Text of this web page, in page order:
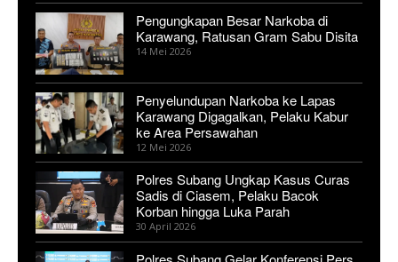
Pengungkapan Besar Narkoba di
Karawang, Ratusan Gram Sabu Disita
14 Mei 2026
Penyelundupan Narkoba ke Lapas
Karawang Digagalkan, Pelaku Kabur
ke Area Persawahan
12 Mei 2026
Polres Subang Ungkap Kasus Curas
Sadis di Ciasem, Pelaku Bacok
Korban hingga Luka Parah
30 April 2026